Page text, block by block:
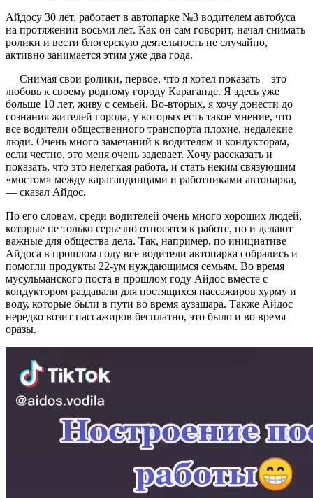
Айдосу 30 лет, работает в автопарке №3 водителем автобуса
на протяжении восьми лет. Как он сам говорит, начал снимать
ролики и вести блогерскую деятельность не случайно,
активно занимается этим уже два года.
— Снимая свои ролики, первое, что я хотел показать – это
любовь к своему родному городу Караганде. Я здесь уже
больше 10 лет, живу с семьей. Во-вторых, я хочу донести до
сознания жителей города, у которых есть такое мнение, что
все водители общественного транспорта плохие, недалекие
люди. Очень много замечаний к водителям и кондукторам,
если честно, это меня очень задевает. Хочу рассказать и
показать, что это нелегкая работа, и стать неким связующим
«мостом» между карагандинцами и работниками автопарка,
— сказал Айдос.
По его словам, среди водителей очень много хороших людей,
которые не только серьезно относятся к работе, но и делают
важные для общества дела. Так, например, по инициативе
Айдоса в прошлом году все водители автопарка собрались и
помогли продукты 22-ум нуждающимся семьям. Во время
мусульманского поста в прошлом году Айдос вместе с
кондуктором раздавали для постящихся пассажиров хурму и
воду, которые были в пути во время аузашара. Также Айдос
нередко возит пассажиров бесплатно, это было и во время
оразы.